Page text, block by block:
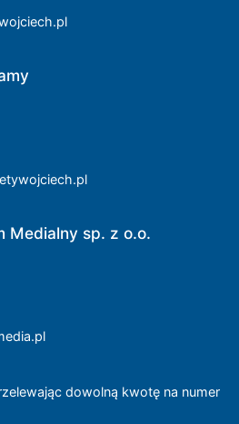
Medialny sp. z o.o.
dowolną kwotę na numer